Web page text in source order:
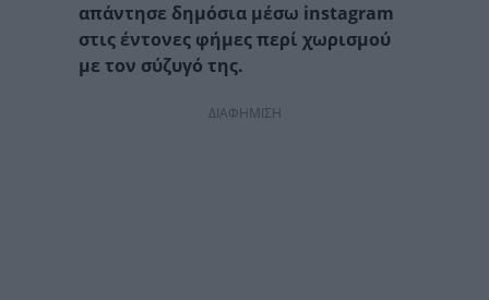
απάντησε δημόσια μέσω instagram
στις έντονες φήμες περί χωρισμού
με τον σύζυγό της.
ΔΙΑΦΗΜΙΣΗ